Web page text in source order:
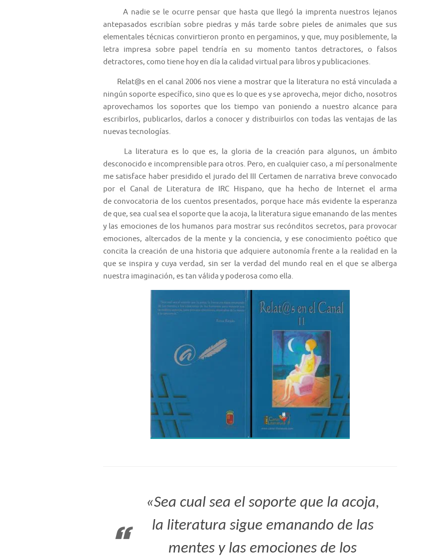
A nadie se le ocurre pensar que hasta que llegó la imprenta nuestros lejanos
antepasados escribían sobre piedras y más tarde sobre pieles de animales que sus
elementales técnicas convirtieron pronto en pergaminos, y que, muy posiblemente, la
letra impresa sobre papel tendría en su momento tantos detractores, o falsos
detractores, como tiene hoy en día la calidad virtual para libros y publicaciones.
Relat@s en el canal 2006 nos viene a mostrar que la literatura no está vinculada a
ningún soporte específico, sino que es lo que es y se aprovecha, mejor dicho, nosotros
aprovechamos los soportes que los tiempo van poniendo a nuestro alcance para
escribirlos, publicarlos, darlos a conocer y distribuirlos con todas las ventajas de las
nuevas tecnologías.
La literatura es lo que es, la gloria de la creación para algunos, un ámbito
desconocido e incomprensible para otros. Pero, en cualquier caso, a mí personalmente
me satisface haber presidido el jurado del III Certamen de narrativa breve convocado
por el Canal de Literatura de IRC Hispano, que ha hecho de Internet el arma
de convocatoria de los cuentos presentados, porque hace más evidente la esperanza
de que, sea cual sea el soporte que la acoja, la literatura sigue emanando de las mentes
y las emociones de los humanos para mostrar sus recónditos secretos, para provocar
emociones, altercados de la mente y la conciencia, y ese conocimiento poético que
concita la creación de una historia que adquiere autonomía frente a la realidad en la
que se inspira y cuya verdad, sin ser la verdad del mundo real en el que se alberga
nuestra imaginación, es tan válida y poderosa como ella.
«Sea cual sea el soporte que la acoja,
la literatura sigue emanando de las
mentes y las emociones de los